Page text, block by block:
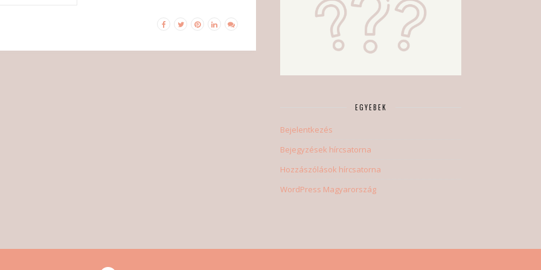
EGYEBEK
Bejelentkezés
Bejegyzések hírcsatorna
Hozzászólások hírcsatorna
WordPress Magyarország